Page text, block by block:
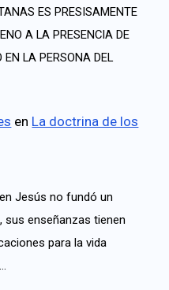
ES PRESISAMENTE
A LA PRESENCIA DE
EN LA PERSONA DEL
en La doctrina de los
Jesús no fundó un
sus enseñanzas tienen
para la vida